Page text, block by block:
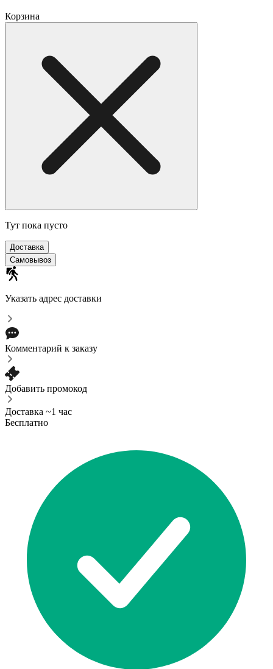
Корзина
Тут пока пусто
Доставка
Самовывоз
Указать адрес доставки
Комментарий к заказу
Добавить промокод
Доставка ~1 час
Бесплатно